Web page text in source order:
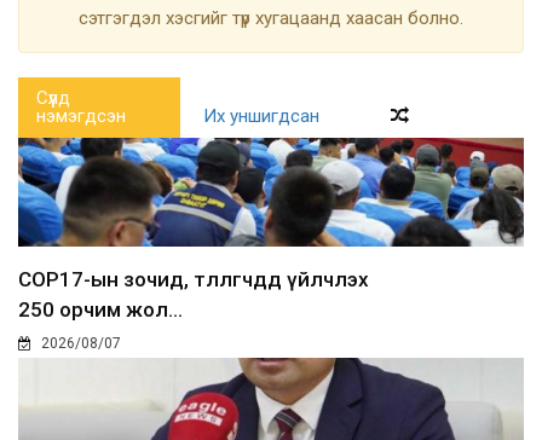
сэтгэгдэл хэсгийг түр хугацаанд хаасан болно.
Сүүлд
нэмэгдсэн
Их уншигдсан
COP17-ын зочид, төлөөлөгчдөд үйлчлэх
250 орчим жол...
2026/08/07